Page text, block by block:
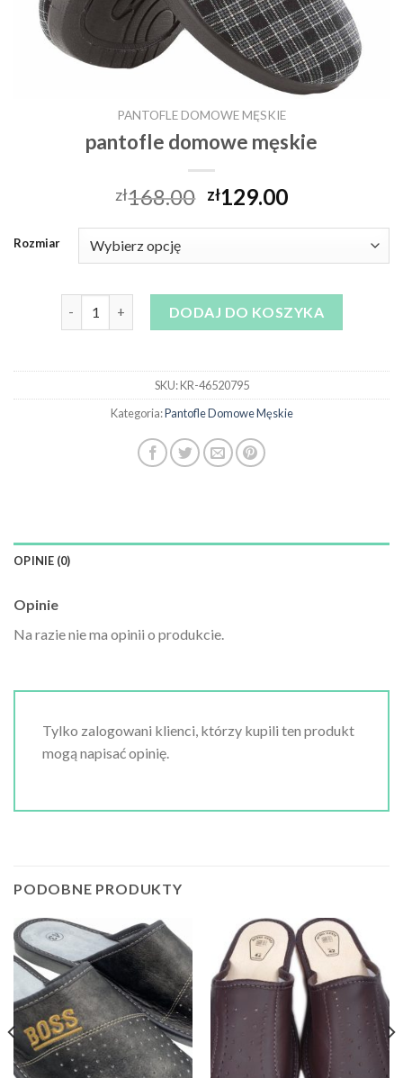
PANTOFLE DOMOWE MĘSKIE
pantofle domowe męskie
zł168.00 zł129.00
Rozmiar
DODAJ DO KOSZYKA
SKU:KR-46520795
Kategoria:Pantofle Domowe Męskie
OPINIE (0)
Opinie
Na razie nie ma opinii o produkcie.
Tylko zalogowani klienci, którzy kupili ten produkt
mogą napisać opinię.
PODOBNE PRODUKTY